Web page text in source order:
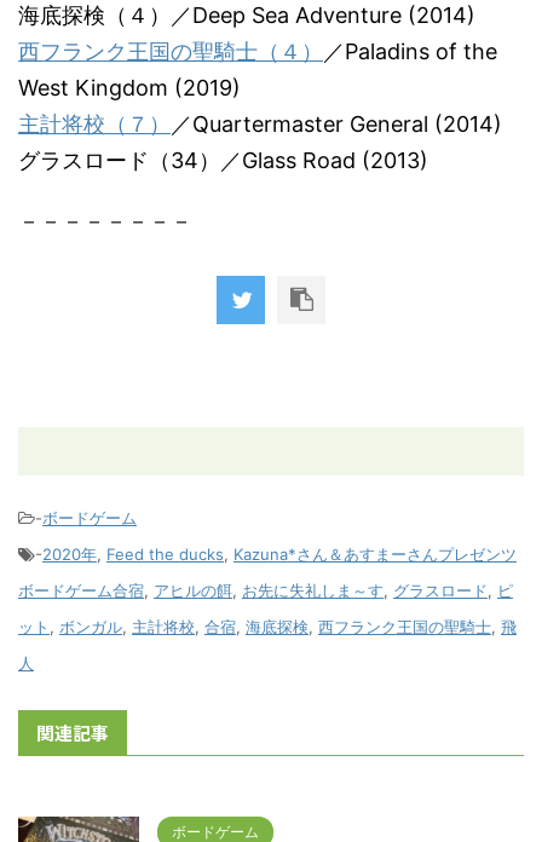
海底探検（４）／Deep Sea Adventure (2014)
西フランク王国の聖騎士（４）
／Paladins of the
West Kingdom (2019)
主計将校（７）
／Quartermaster General (2014)
グラスロード（34）／Glass Road (2013)
－－－－－－－－
-ボードゲーム
-2020年, Feed the ducks, Kazuna*さん＆あすまーさんプレゼンツ
ボードゲーム合宿, アヒルの餌, お先に失礼しま～す, グラスロード, ピ
ット , ボンガル, 主計将校, 合宿, 海底探検, 西フランク王国の聖騎士, 飛
人
関連記事
ボードゲーム